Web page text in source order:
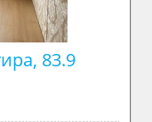
83.9